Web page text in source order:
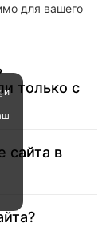
для вашего
только с
сайта в
и